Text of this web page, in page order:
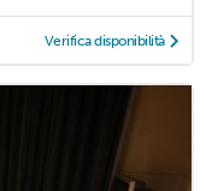
Verifica disponibilità